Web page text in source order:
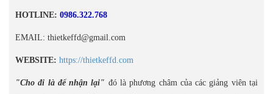
HOTLINE: 0986.322.768
EMAIL: thietkeffd@gmail.com
WEBSITE: https://thietkeffd.com
"Cho đi là để nhận lại" đó là phương châm của các giảng viên tại